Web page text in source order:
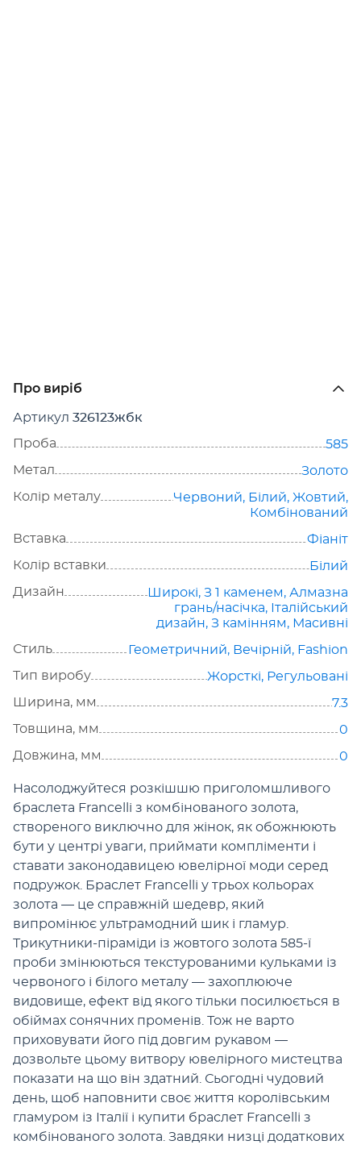
Про виріб
Артикул 326123жбк
Проба
585
Метал
Золото
Колір металу
Червоний, Білий, Жовтий,
Комбінований
Вставка
Фіаніт
Колір вставки
Білий
Дизайн
Широкі, З 1 каменем, Алмазна
грань/насічка, Італійський
дизайн, З камінням, Масивні
Стиль
Геометричний, Вечірній, Fashion
Тип виробу
Жорсткі, Регульовані
Ширина, мм
7.3
Товщина, мм
0
Довжина, мм
0
Насолоджуйтеся розкішшю приголомшливого
браслета Francelli з комбінованого золота,
створеного виключно для жінок, як обожнюють
бути у центрі уваги, приймати компліменти і
ставати законодавицею ювелірної моди серед
подружок. Браслет Francelli у трьох кольорах
золота — це справжній шедевр, який
випромінює ультрамодний шик і гламур.
Трикутники-піраміди із жовтого золота 585-ї
проби змінюються текстурованими кульками із
червоного і білого металу — захоплююче
видовище, ефект від якого тільки посилюється в
обіймах сонячних променів. Тож не варто
приховувати його під довгим рукавом —
дозвольте цьому витвору ювелірного мистецтва
показати на що він здатний. Сьогодні чудовий
день, щоб наповнити своє життя королівським
гламуром із Італії і купити браслет Francelli з
комбінованого золота. Завдяки низці додаткових